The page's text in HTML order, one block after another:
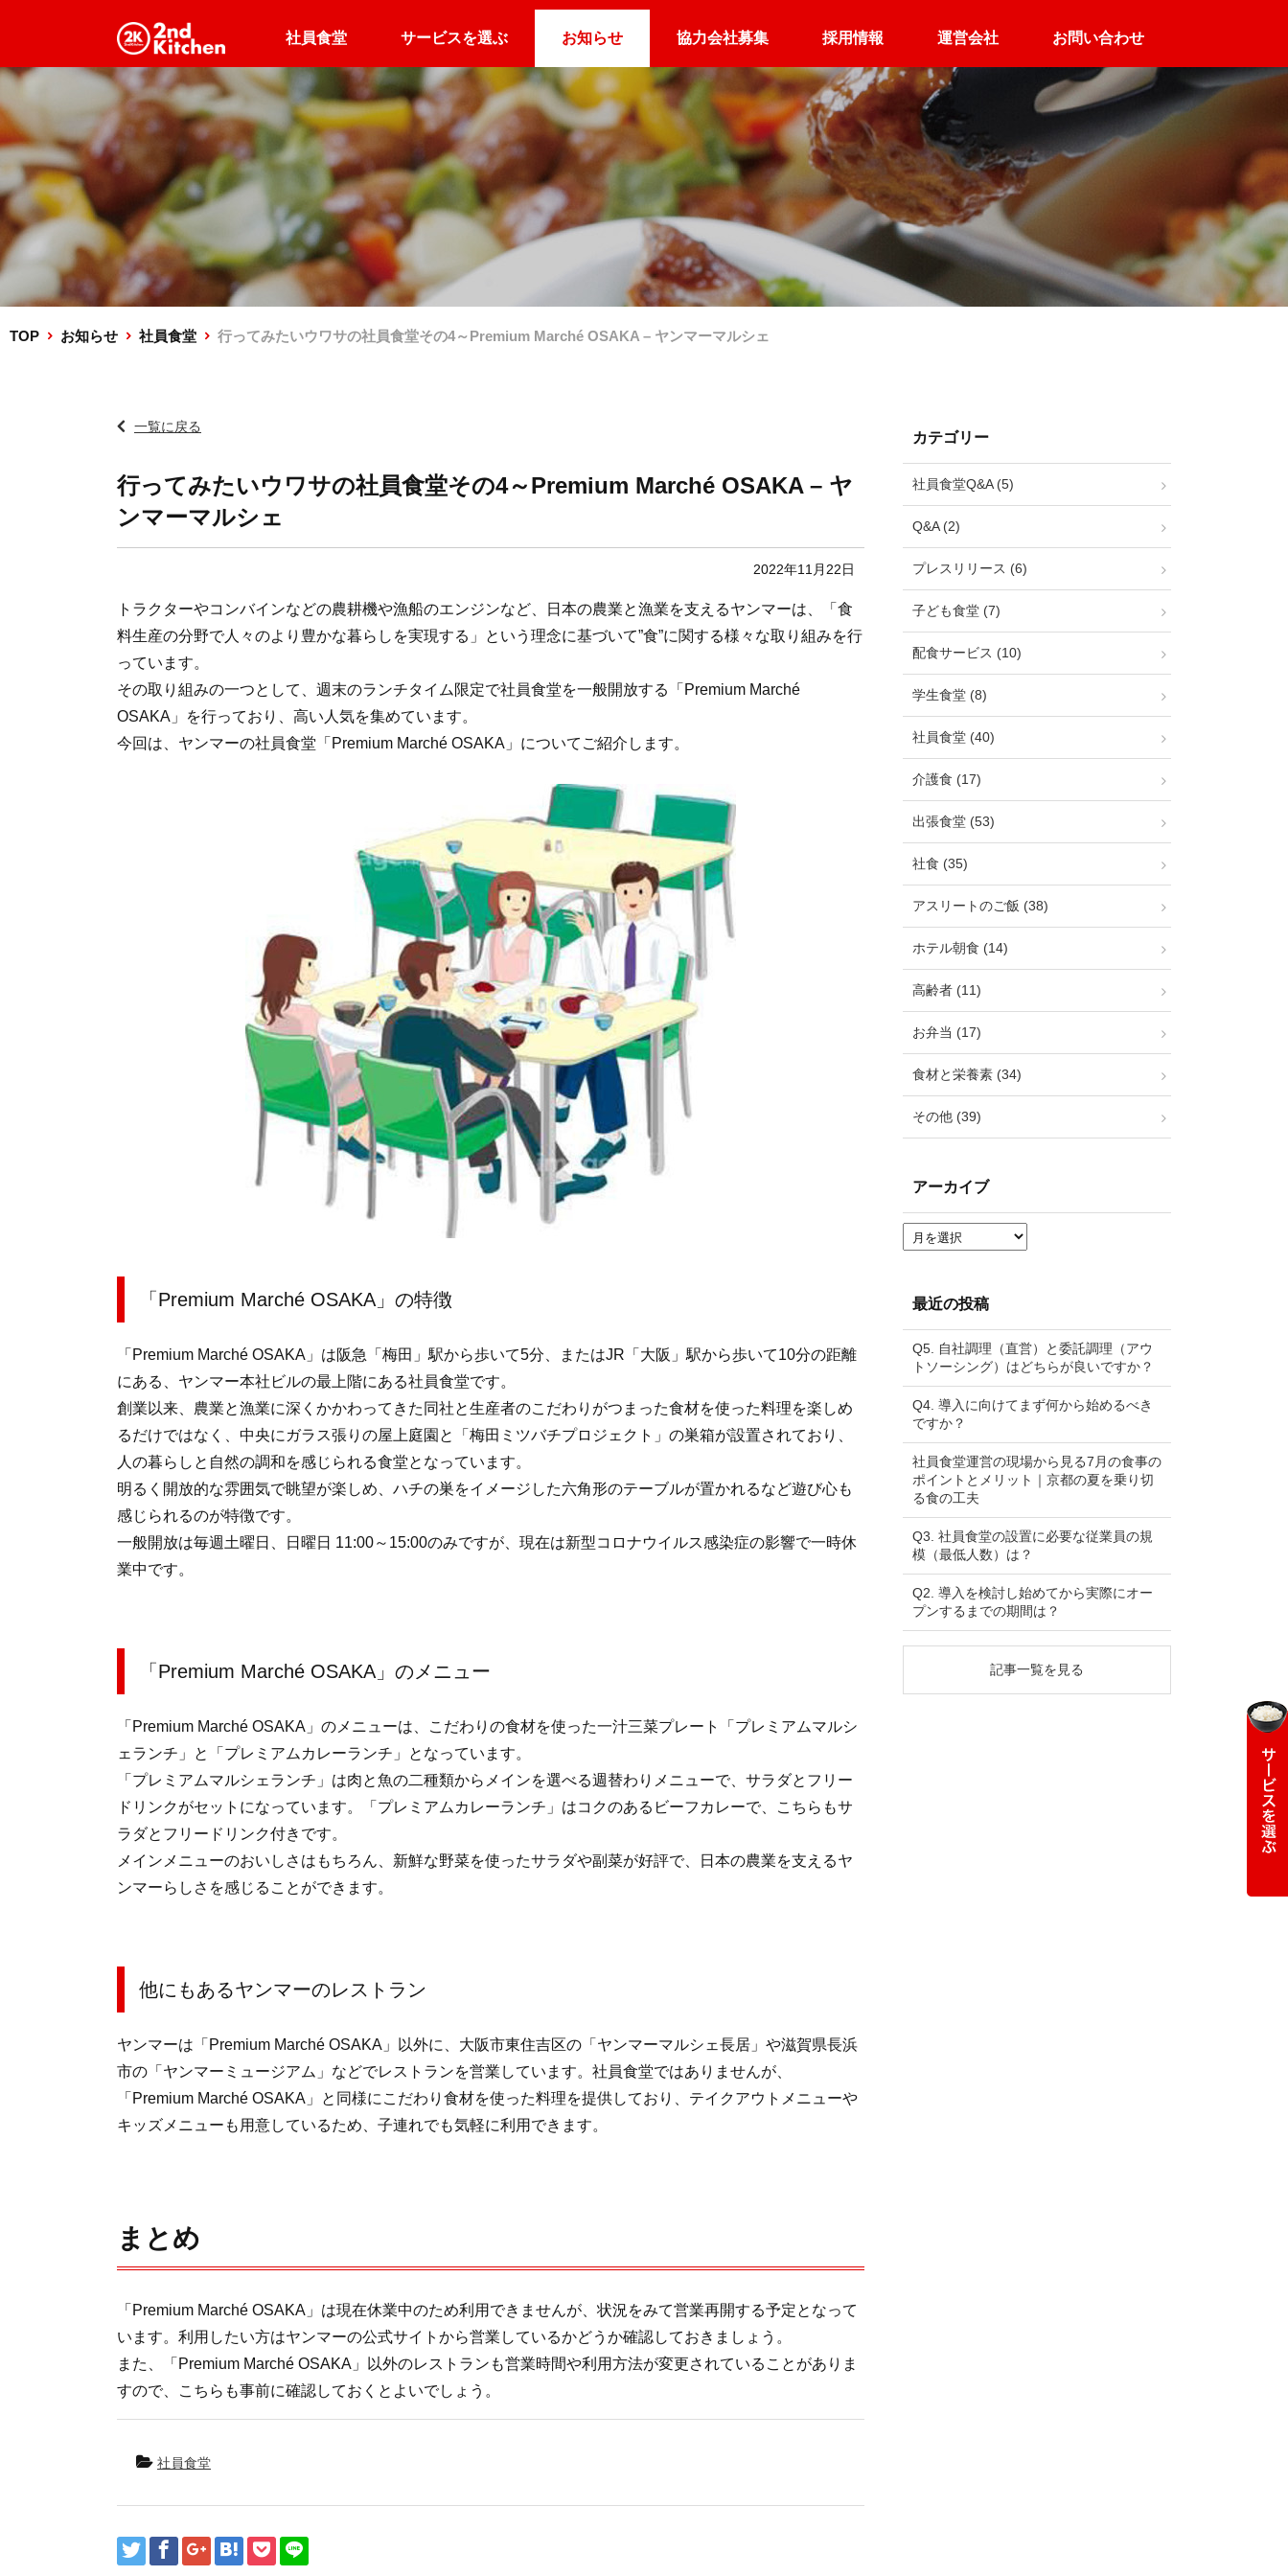
社員食堂 サービスを選ぶ
企業向け
500円出張食堂
企業・高齢者施設向け
食堂運営
企業向け
オフィスの置き弁
ホテル向け
朝食デリバリー
アスリート向け
アスリートのごはん
高齢者施設向け
定食デリバリー パック配食サービス
お知らせ 協力会社募集 採用情報 運営会社 お問い合わせ
ケータリングQ&A
TOP お知らせ 社員食堂 行ってみたいウワサの社員食堂その4～Premium Marché OSAKA – ヤンマーマルシェ
一覧に戻る
行ってみたいウワサの社員食堂その4～Premium Marché OSAKA – ヤ
ンマーマルシェ
2022年11月22日
トラクターやコンバインなどの農耕機や漁船のエンジンなど、日本の農業と漁業を支えるヤンマーは、「食
料生産の分野で人々のより豊かな暮らしを実現する」という理念に基づいて”食”に関する様々な取り組みを行
っています。
その取り組みの一つとして、週末のランチタイム限定で社員食堂を一般開放する「Premium Marché
OSAKA」を行っており、高い人気を集めています。
今回は、ヤンマーの社員食堂「Premium Marché OSAKA」についてご紹介します。
「Premium Marché OSAKA」の特徴
「Premium Marché OSAKA」は阪急「梅田」駅から歩いて5分、またはJR「大阪」駅から歩いて10分の距離
にある、ヤンマー本社ビルの最上階にある社員食堂です。
創業以来、農業と漁業に深くかかわってきた同社と生産者のこだわりがつまった食材を使った料理を楽しめ
るだけではなく、中央にガラス張りの屋上庭園と「梅田ミツバチプロジェクト」の巣箱が設置されており、
人の暮らしと自然の調和を感じられる食堂となっています。
明るく開放的な雰囲気で眺望が楽しめ、ハチの巣をイメージした六角形のテーブルが置かれるなど遊び心も
感じられるのが特徴です。
一般開放は毎週土曜日、日曜日 11:00～15:00のみですが、現在は新型コロナウイルス感染症の影響で一時休
業中です。
「Premium Marché OSAKA」のメニュー
「Premium Marché OSAKA」のメニューは、こだわりの食材を使った一汁三菜プレート「プレミアムマルシ
ェランチ」と「プレミアムカレーランチ」となっています。
「プレミアムマルシェランチ」は肉と魚の二種類からメインを選べる週替わりメニューで、サラダとフリー
ドリンクがセットになっています。「プレミアムカレーランチ」はコクのあるビーフカレーで、こちらもサ
ラダとフリードリンク付きです。
メインメニューのおいしさはもちろん、新鮮な野菜を使ったサラダや副菜が好評で、日本の農業を支えるヤ
ンマーらしさを感じることができます。
他にもあるヤンマーのレストラン
ヤンマーは「Premium Marché OSAKA」以外に、大阪市東住吉区の「ヤンマーマルシェ長居」や滋賀県長浜
市の「ヤンマーミュージアム」などでレストランを営業しています。社員食堂ではありませんが、
「Premium Marché OSAKA」と同様にこだわり食材を使った料理を提供しており、テイクアウトメニューや
キッズメニューも用意しているため、子連れでも気軽に利用できます。
まとめ
「Premium Marché OSAKA」は現在休業中のため利用できませんが、状況をみて営業再開する予定となって
います。利用したい方はヤンマーの公式サイトから営業しているかどうか確認しておきましょう。
また、「Premium Marché OSAKA」以外のレストランも営業時間や利用方法が変更されていることがありま
すので、こちらも事前に確認しておくとよいでしょう。
社員食堂
カテゴリー
社員食堂Q&A (5)
Q&A (2)
プレスリリース (6)
子ども食堂 (7)
配食サービス (10)
学生食堂 (8)
社員食堂 (40)
介護食 (17)
出張食堂 (53)
社食 (35)
アスリートのご飯 (38)
ホテル朝食 (14)
高齢者 (11)
お弁当 (17)
食材と栄養素 (34)
その他 (39)
アーカイブ
ア
ー
ブ
最近の投稿
Q5. 自社調理（直営）と委託調理（アウ
トソーシング）はどちらが良いですか？
Q4. 導入に向けてまず何から始めるべき
ですか？
社員食堂運営の現場から見る7月の食事の
ポイントとメリット｜京都の夏を乗り切
る食の工夫
Q3. 社員食堂の設置に必要な従業員の規
模（最低人数）は？
Q2. 導入を検討し始めてから実際にオー
プンするまでの期間は？
記事一覧を見る